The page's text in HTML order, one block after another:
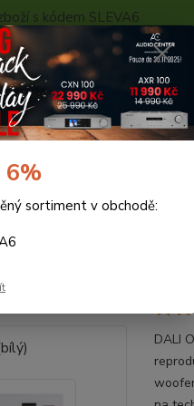
s kódem SLEVA6
ZBOŽÍ - KALKULACE
Hledat
(bílý)
(bílý)
DALI
6%
sortiment v obchodě: